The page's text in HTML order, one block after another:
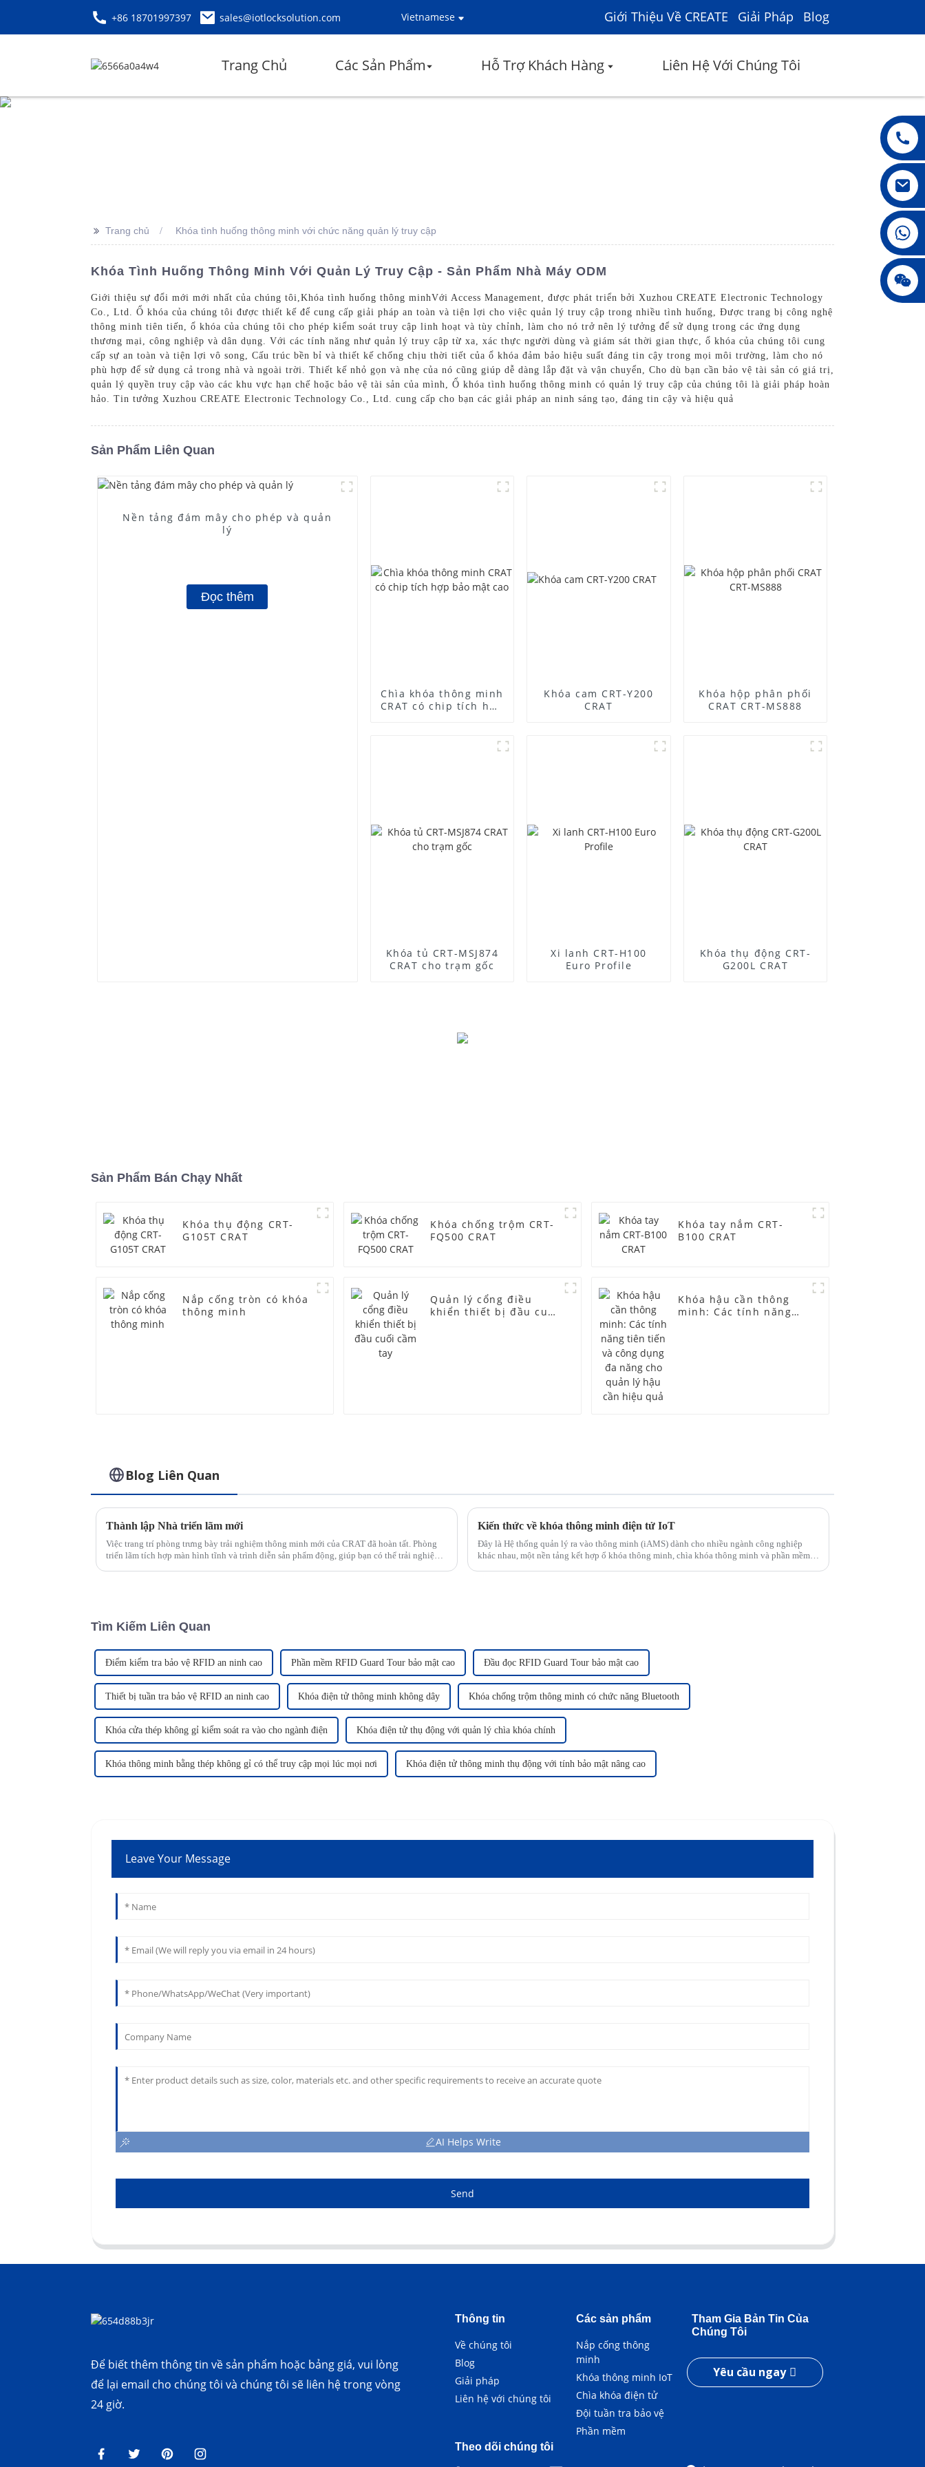
+86 18701997397 sales@iotlocksolution.com Vietnamese Giới Thiệu Về CREATE Giải Pháp Blog
Trang Chủ Các Sản Phẩm Hỗ Trợ Khách Hàng Liên Hệ Với Chúng Tôi
>> Trang chủ Khóa tình huống thông minh với chức năng quản lý truy cập
Khóa Tình Huống Thông Minh Với Quản Lý Truy Cập - Sản Phẩm Nhà Máy ODM
Giới thiệu sự đổi mới mới nhất của chúng tôi, Khóa tình huống thông minhVới Access Management, được phát triển bởi Xuzhou CREATE Electronic Technology
Co., Ltd. Ổ khóa của chúng tôi được thiết kế để cung cấp giải pháp an toàn và tiện lợi cho việc quản lý truy cập trong nhiều tình huống, Được trang bị công nghệ
thông minh tiên tiến, ổ khóa của chúng tôi cho phép kiểm soát truy cập linh hoạt và tùy chỉnh, làm cho nó trở nên lý tưởng để sử dụng trong các ứng dụng
thương mại, công nghiệp và dân dụng. Với các tính năng như quản lý truy cập từ xa, xác thực người dùng và giám sát thời gian thực, ổ khóa của chúng tôi cung
cấp sự an toàn và tiện lợi vô song, Cấu trúc bền bỉ và thiết kế chống chịu thời tiết của ổ khóa đảm bảo hiệu suất đáng tin cậy trong mọi môi trường, làm cho nó
phù hợp để sử dụng cả trong nhà và ngoài trời. Thiết kế nhỏ gọn và nhẹ của nó cũng giúp dễ dàng lắp đặt và vận chuyển, Cho dù bạn cần bảo vệ tài sản có giá trị,
quản lý quyền truy cập vào các khu vực hạn chế hoặc bảo vệ tài sản của mình, Ổ khóa tình huống thông minh có quản lý truy cập của chúng tôi là giải pháp hoàn
hảo. Tin tưởng Xuzhou CREATE Electronic Technology Co., Ltd. cung cấp cho bạn các giải pháp an ninh sáng tạo, đáng tin cậy và hiệu quả
Sản Phẩm Liên Quan
Nền tảng đám mây cho phép và quản
lý
Đọc thêm
Chìa khóa thông minh
CRAT có chip tích hợp
Khóa cam CRT-Y200
CRAT
Khóa hộp phân phối
CRAT CRT-MS888
Khóa tủ CRT-MSJ874
CRAT cho trạm gốc
Xi lanh CRT-H100
Euro Profile
Khóa thụ động CRT-
G200L CRAT
Sản Phẩm Bán Chạy Nhất
Khóa thụ động CRT-
G105T CRAT
Khóa chống trộm CRT-
FQ500 CRAT
Khóa tay nắm CRT-
B100 CRAT
Nắp cống tròn có khóa
thông minh
Quản lý cổng điều
khiển thiết bị đầu cuối
Khóa hậu cần thông
minh: Các tính năng
Blog Liên Quan
Thành lập Nhà triển lãm mới
Việc trang trí phòng trưng bày trải nghiệm thông minh mới của CRAT đã hoàn tất. Phòng
triển lãm tích hợp màn hình tĩnh và trình diễn sản phẩm động, giúp bạn có thể trải nghiệm
Kiến thức về khóa thông minh điện tử IoT
Đây là Hệ thống quản lý ra vào thông minh (iAMS) dành cho nhiều ngành công nghiệp
khác nhau, một nền tảng kết hợp ổ khóa thông minh, chìa khóa thông minh và phần mềm
Tìm Kiếm Liên Quan
Điểm kiểm tra bảo vệ RFID an ninh cao Phần mềm RFID Guard Tour bảo mật cao Đầu đọc RFID Guard Tour bảo mật cao
Thiết bị tuần tra bảo vệ RFID an ninh cao Khóa điện tử thông minh không dây Khóa chống trộm thông minh có chức năng Bluetooth
Khóa cửa thép không gỉ kiểm soát ra vào cho ngành điện Khóa điện tử thụ động với quản lý chìa khóa chính
Khóa thông minh bằng thép không gỉ có thể truy cập mọi lúc mọi nơi Khóa điện tử thông minh thụ động với tính bảo mật nâng cao
Leave Your Message
AI Helps Write
Send
Để biết thêm thông tin về sản phẩm hoặc bảng giá, vui lòng
để lại email cho chúng tôi và chúng tôi sẽ liên hệ trong vòng
24 giờ.
Thông tin
Về chúng tôi
Blog
Giải pháp
Liên hệ với chúng tôi
Các sản phẩm
Nắp cống thông
minh
Khóa thông minh IoT
Chìa khóa điện tử
Đội tuần tra bảo vệ
Phần mềm
Tham Gia Bản Tin Của
Chúng Tôi
Yêu cầu ngay
Theo dõi chúng tôi